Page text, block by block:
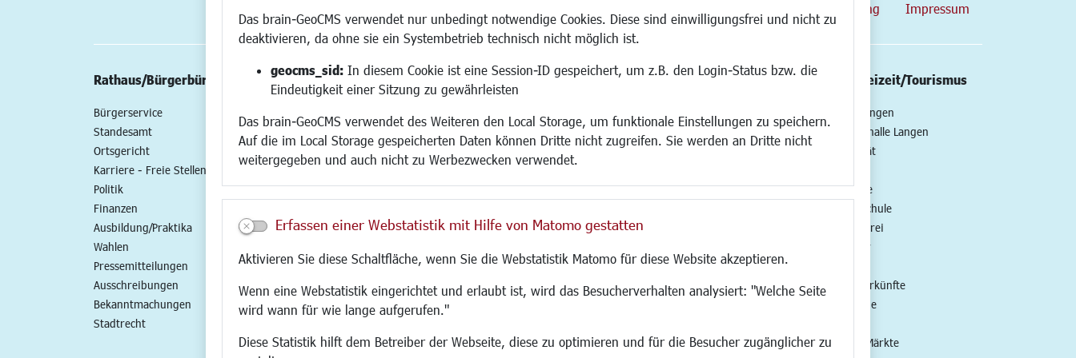
Das brain-GeoCMS verwendet nur unbedingt notwendige Cookies. Diese sind einwilligungsfrei und nicht zu
deaktivieren, da ohne sie ein Systembetrieb technisch nicht möglich ist.
geocms_sid: In diesem Cookie ist eine Session-ID gespeichert, um z.B. den Login-Status bzw. die
Eindeutigkeit einer Sitzung zu gewährleisten
Das brain-GeoCMS verwendet des Weiteren den Local Storage, um funktionale Einstellungen zu speichern.
Auf die im Local Storage gespeicherten Daten können Dritte nicht zugreifen. Sie werden an Dritte nicht
weitergegeben und auch nicht zu Werbezwecken verwendet.
Erfassen einer Webstatistik mit Hilfe von Matomo gestatten
Aktivieren Sie diese Schaltfläche, wenn Sie die Webstatistik Matomo für diese Website akzeptieren.
Wenn eine Webstatistik eingerichtet und erlaubt ist, wird das Besucherverhalten analysiert: "Welche Seite
wird wann für wie lange aufgerufen."
Diese Statistik hilft dem Betreiber der Webseite, diese zu optimieren und für die Besucher zugänglicher zu
Datenschutzerklärung Impressum
Rathaus/Bürgerbüro
Bürgerservice
Standesamt
Ortsgericht
Karriere - Freie Stellen
Politik
Finanzen
Ausbildung/Praktika
Wahlen
Pressemitteilungen
Ausschreibungen
Bekanntmachungen
Stadtrecht
Wirtschaft/Stadtentwicklung
Gewerbeflächen und Immobilien
Handel und Gastronomie
Fairer Handel
Netzwerke
Glasfaserausbau
Newsletter
Familie/Soziales
Senioren/Haltestelle
Schule
Demokratie leben
Ukrainehilfe
Bauen/Umwelt/Mobilität
Aktuelle Baustellen
CINDY S
Kultur/Freizeit/Tourismus
Veranstaltungen
Neue Stadthalle Langen
Stadtporträt
Musikschule
Volkshochschule
Stadtbücherei
Stadtarchiv
Hotels/Unterkünfte
Gastronomie
Feste und Märkte